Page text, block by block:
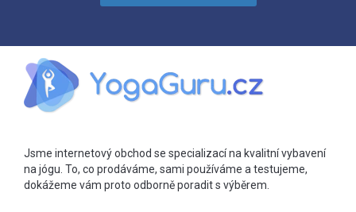
Jsme internetový obchod se specializací na kvalitní vybavení
na jógu. To, co prodáváme, sami používáme a testujeme,
dokážeme vám proto odborně poradit s výběrem.